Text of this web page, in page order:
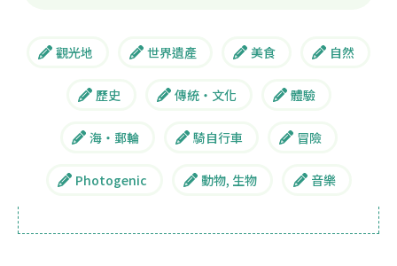
觀光地 世界遺產 美食 自然
歷史 傳統・文化 體驗
海・郵輪 騎自行車 冒險
Photogenic 動物, 生物 音樂